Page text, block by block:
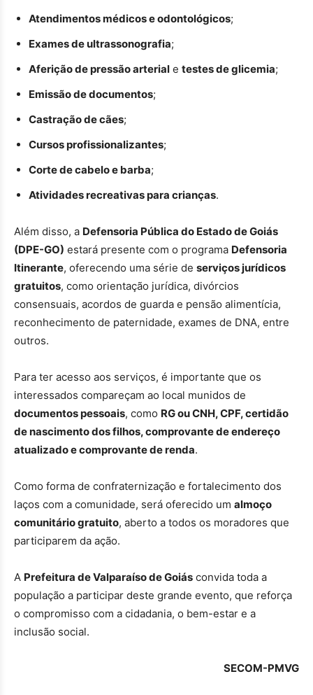
Atendimentos médicos e odontológicos;
Exames de ultrassonografia;
Aferição de pressão arterial e testes de glicemia;
Emissão de documentos;
Castração de cães;
Cursos profissionalizantes;
Corte de cabelo e barba;
Atividades recreativas para crianças.
Além disso, a Defensoria Pública do Estado de Goiás
(DPE-GO) estará presente com o programa Defensoria
Itinerante, oferecendo uma série de serviços jurídicos
gratuitos, como orientação jurídica, divórcios
consensuais, acordos de guarda e pensão alimentícia,
reconhecimento de paternidade, exames de DNA, entre
outros.
Para ter acesso aos serviços, é importante que os
interessados compareçam ao local munidos de
documentos pessoais, como RG ou CNH, CPF, certidão
de nascimento dos filhos, comprovante de endereço
atualizado e comprovante de renda.
Como forma de confraternização e fortalecimento dos
laços com a comunidade, será oferecido um almoço
comunitário gratuito, aberto a todos os moradores que
participarem da ação.
A Prefeitura de Valparaíso de Goiás convida toda a
população a participar deste grande evento, que reforça
o compromisso com a cidadania, o bem-estar e a
inclusão social.
SECOM-PMVG